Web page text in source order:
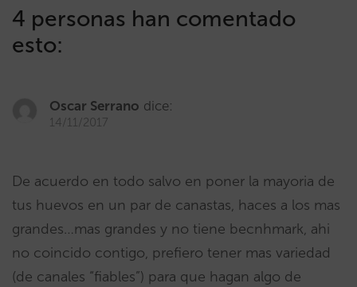
4 personas han comentado
esto:
Oscar Serrano dice:
14/11/2017
De acuerdo en todo salvo en poner la mayoria de
tus huevos en un par de canastas, haces a los mas
grandes…mas grandes y no tiene becnhmark, ahi
no coincido contigo, prefiero tener mas variedad
(de canales “fiables”) para que hagan algo de